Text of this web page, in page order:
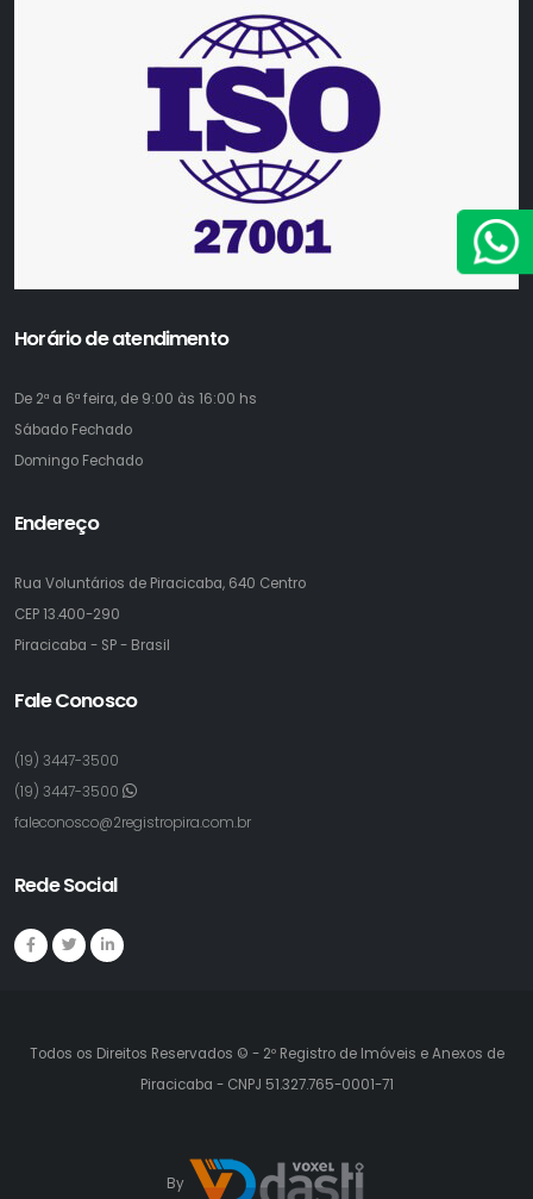
Horário de atendimento
De 2ª a 6ª feira, de 9:00 às 16:00 hs
Sábado Fechado
Domingo Fechado
Endereço
Rua Voluntários de Piracicaba, 640 Centro
CEP 13.400-290
Piracicaba - SP - Brasil
Fale Conosco
(19) 3447-3500
(19) 3447-3500
faleconosco@2registropira.com.br
Rede Social
Todos os Direitos Reservados © - 2º Registro de Imóveis e Anexos de
Piracicaba - CNPJ 51.327.765-0001-71
By